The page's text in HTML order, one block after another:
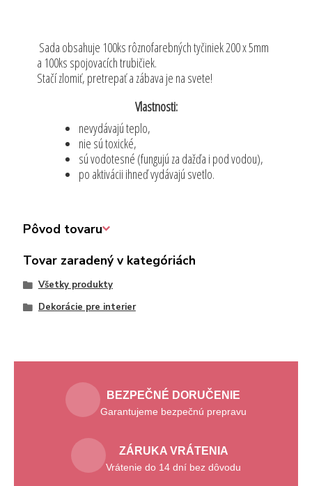
Sada obsahuje 100ks rôznofarebných tyčiniek 200 x 5mm
a 100ks spojovacích trubičiek.
Stačí zlomiť, pretrepať a zábava je na svete!
Vlastnosti:
nevydávajú teplo,
nie sú toxické,
sú vodotesné (fungujú za dažďa i pod vodou),
po aktivácii ihneď vydávajú svetlo.
Pôvod tovaru
Tovar zaradený v kategóriách
Všetky produkty
Dekorácie pre interier
BEZPEČNÉ DORUČENIE
Garantujeme bezpečnú prepravu
ZÁRUKA VRÁTENIA
Vrátenie do 14 dní bez dôvodu